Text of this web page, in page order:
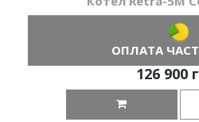
ОПЛАТА
126 900